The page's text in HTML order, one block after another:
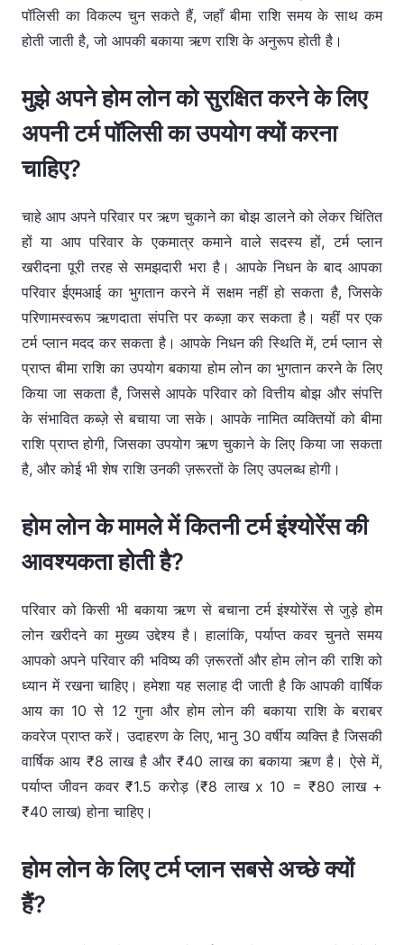
पॉलिसी का विकल्प चुन सकते हैं, जहाँ बीमा राशि समय के साथ कम
होती जाती है, जो आपकी बकाया ऋण राशि के अनुरूप होती है।
मुझे अपने होम लोन को सुरक्षित करने के लिए
अपनी टर्म पॉलिसी का उपयोग क्यों करना
चाहिए?
चाहे आप अपने परिवार पर ऋण चुकाने का बोझ डालने को लेकर चिंतित
हों या आप परिवार के एकमात्र कमाने वाले सदस्य हों, टर्म प्लान
खरीदना पूरी तरह से समझदारी भरा है। आपके निधन के बाद आपका
परिवार ईएमआई का भुगतान करने में सक्षम नहीं हो सकता है, जिसके
परिणामस्वरूप ऋणदाता संपत्ति पर कब्ज़ा कर सकता है। यहीं पर एक
टर्म प्लान मदद कर सकता है। आपके निधन की स्थिति में, टर्म प्लान से
प्राप्त बीमा राशि का उपयोग बकाया होम लोन का भुगतान करने के लिए
किया जा सकता है, जिससे आपके परिवार को वित्तीय बोझ और संपत्ति
के संभावित कब्ज़े से बचाया जा सके। आपके नामित व्यक्तियों को बीमा
राशि प्राप्त होगी, जिसका उपयोग ऋण चुकाने के लिए किया जा सकता
है, और कोई भी शेष राशि उनकी ज़रूरतों के लिए उपलब्ध होगी।
होम लोन के मामले में कितनी टर्म इंश्योरेंस की
आवश्यकता होती है?
परिवार को किसी भी बकाया ऋण से बचाना टर्म इंश्योरेंस से जुड़े होम
लोन खरीदने का मुख्य उद्देश्य है। हालांकि, पर्याप्त कवर चुनते समय
आपको अपने परिवार की भविष्य की ज़रूरतों और होम लोन की राशि को
ध्यान में रखना चाहिए। हमेशा यह सलाह दी जाती है कि आपकी वार्षिक
आय का 10 से 12 गुना और होम लोन की बकाया राशि के बराबर
कवरेज प्राप्त करें। उदाहरण के लिए, भानु 30 वर्षीय व्यक्ति है जिसकी
वार्षिक आय ₹8 लाख है और ₹40 लाख का बकाया ऋण है। ऐसे में,
पर्याप्त जीवन कवर ₹1.5 करोड़ (₹8 लाख x 10 = ₹80 लाख +
₹40 लाख) होना चाहिए।
होम लोन के लिए टर्म प्लान सबसे अच्छे क्यों
हैं?